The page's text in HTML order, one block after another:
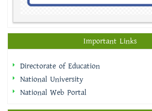
Important Links
Directorate of Education
National University
National Web Portal